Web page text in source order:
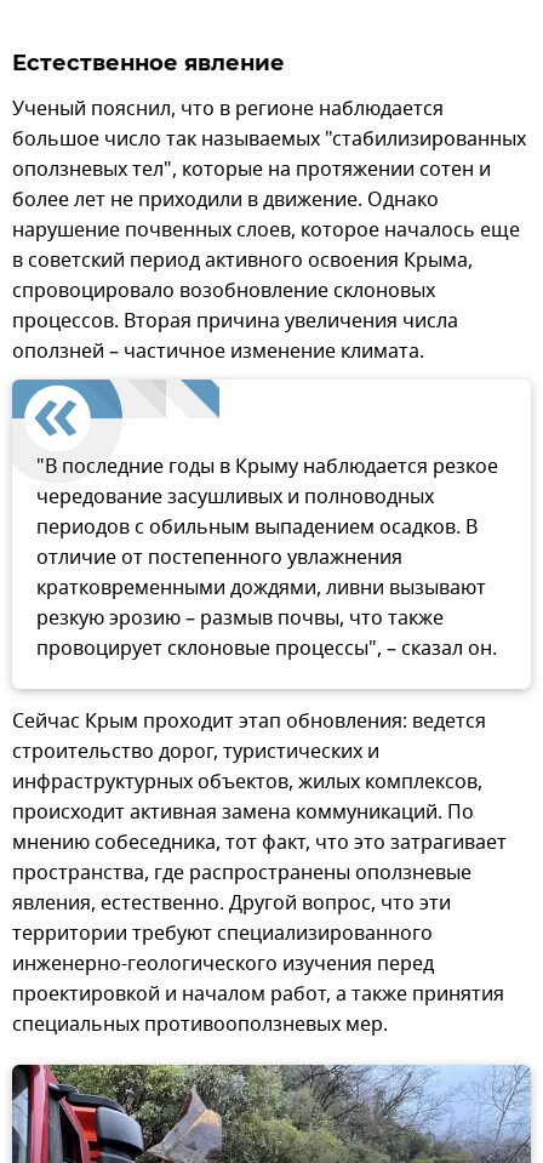
Естественное явление
Ученый пояснил, что в регионе наблюдается
большое число так называемых "стабилизированных
оползневых тел", которые на протяжении сотен и
более лет не приходили в движение. Однако
нарушение почвенных слоев, которое началось еще
в советский период активного освоения Крыма,
спровоцировало возобновление склоновых
процессов. Вторая причина увеличения числа
оползней – частичное изменение климата.
"В последние годы в Крыму наблюдается резкое
чередование засушливых и полноводных
периодов с обильным выпадением осадков. В
отличие от постепенного увлажнения
кратковременными дождями, ливни вызывают
резкую эрозию – размыв почвы, что также
провоцирует склоновые процессы", – сказал он.
Сейчас Крым проходит этап обновления: ведется
строительство дорог, туристических и
инфраструктурных объектов, жилых комплексов,
происходит активная замена коммуникаций. По
мнению собеседника, тот факт, что это затрагивает
пространства, где распространены оползневые
явления, естественно. Другой вопрос, что эти
территории требуют специализированного
инженерно-геологического изучения перед
проектировкой и началом работ, а также принятия
специальных противооползневых мер.